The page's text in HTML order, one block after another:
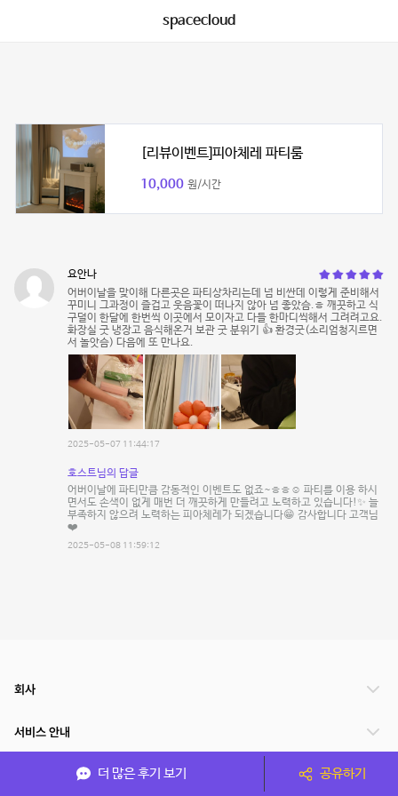
spacecloud
[리뷰이벤트]피아체레 파티룸
10,000 원/시간
요안나
어버이날을 맞이해 다른곳은 파티상차리는데 넘 비싼데 이렇게 준비해서
꾸미니 그과정이 즐겁고 웃음꽃이 떠나지 않아 넘 좋았슴.ㅎ 깨끗하고 식
구덜이 한달에 한번씩 이곳에서 모이자고 다들 한마디씩해서 그려려고요.
화장실 굿 냉장고 음식해온거 보관 굿 분위기 👍 환경굿(소리엄청지르면
서 놀앗슴) 다음에 또 만나요.
2025-05-07 11:44:17
호스트님의 답글
어버이날에 파티만큼 감동적인 이벤트도 없죠~ㅎㅎ☺️ 파티를 이용 하시
면서도 손색이 없게 매번 더 깨끗하게 만들려고 노력하고 있습니다!✨️ 늘
부족하지 않으려 노력하는 피아체레가 되겠습니다😁 감사합니다 고객님
❤️
2025-05-08 11:59:12
더 많은 후기 보기 공유하기
회사
서비스 안내